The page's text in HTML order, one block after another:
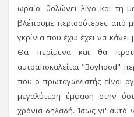
ωραίο, θολώνει λίγο και τη
βλέπουμε περισσότερες από
γκρίνια που έχω έχει να
Θα περίμενα και θα
αυτοαποκαλείται "Boyhood"
που ο πρωταγωνιστής είναι
μεγαλύτερη έμφαση στην
χρόνια δηλαδή. Ίσως γι' αυτό